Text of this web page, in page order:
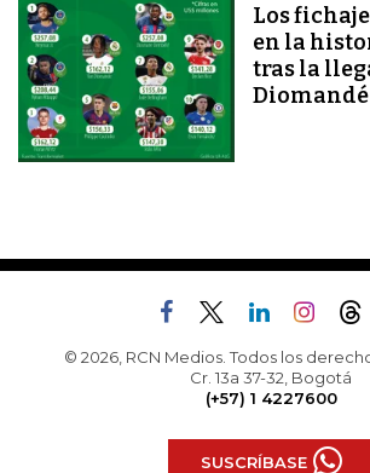
Los
en la
tras la
Diomandé
© 2026, RCN Medios. Todos los
Cr. 13a 37-32, Bogotá
(+57) 1 4227600
SUSCRÍBASE